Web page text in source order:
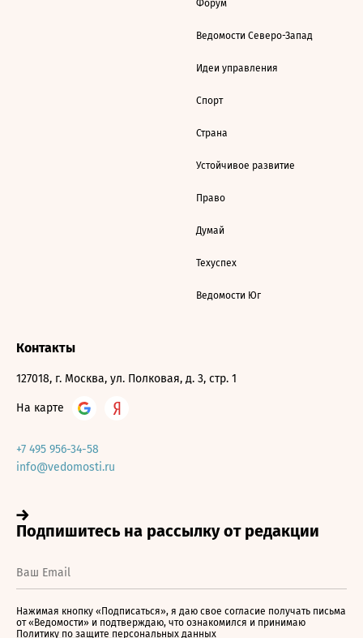
Форум
Ведомости Северо-Запад
Идеи управления
Спорт
Страна
Устойчивое развитие
Право
Думай
Техуспех
Ведомости Юг
Контакты
127018, г. Москва, ул. Полковая, д. 3, стр. 1
На карте
+7 495 956-34-58
info@vedomosti.ru
Нажимая кнопку «Подписаться», я даю свое согласие получать письма
от «Ведомости» и подтверждаю, что ознакомился и принимаю
Политику по защите персональных данных